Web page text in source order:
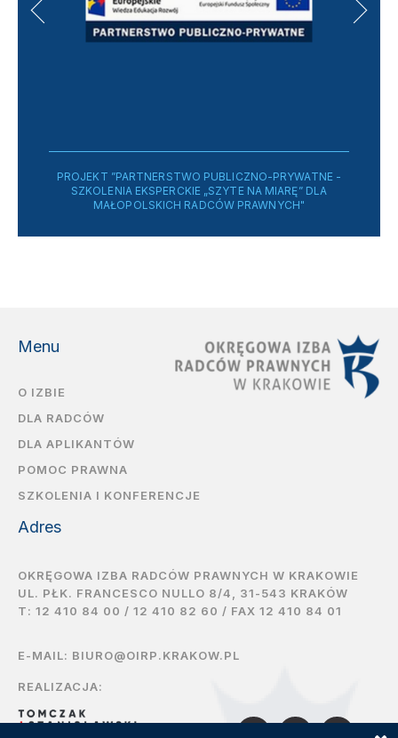
PROJEKT ”PARTNERSTWO PUBLICZNO-PRYWATNE -
SZKOLENIA EKSPERCKIE „SZYTE NA MIARĘ” DLA
MAŁOPOLSKICH RADCÓW PRAWNYCH"
Menu
O IZBIE
DLA RADCÓW
DLA APLIKANTÓW
POMOC PRAWNA
SZKOLENIA I KONFERENCJE
Adres
OKRĘGOWA IZBA RADCÓW PRAWNYCH W KRAKOWIE
UL. PŁK. FRANCESCO NULLO 8/4, 31-543 KRAKÓW
T: 12 410 84 00 / 12 410 82 60 / FAX 12 410 84 01
E-MAIL: BIURO@OIRP.KRAKOW.PL
REALIZACJA: